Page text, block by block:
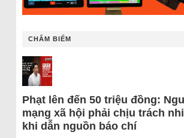
CHÂM BIẾM
Phạt lên đến 50 triệu đồng:
mạng xã hội phải chịu trách
khi dẫn nguồn báo chí